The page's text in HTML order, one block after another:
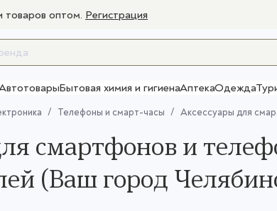
товаров оптом. Регистрация
Бытовая химия и гигиенаАптекаОдежда
Телефоны и смарт-часы Аксессуары для
смартфонов и
(Ваш город